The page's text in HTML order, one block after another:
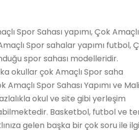
Erzurum Çok Amaçlı saha Yapımı, Eskişehir Çok Amaçlı saha Yapımı, Gaziantep Çok Amaçlı saha Yapımı, Giresun Çok Amaçlı saha Yapımı, Gümüşhane Çok Amaçlı saha Yapımı, Hakkari Çok Amaçlı saha Yapımı, Hatay Çok Amaçlı saha Yapımı, Isparta Çok Amaçlı saha Yapımı, İçel (Mersin) Çok Amaçlı saha Yapımı, İstanbul Çok Amaçlı saha Yapımı, İzmir Çok Amaçlı saha Yapımı, Kars Çok Amaçlı saha Yapımı, Kastamonu Çok Amaçlı saha Yapımı, Kayseri Çok Amaçlı saha Yapımı, Kırklareli Çok Amaçlı saha Yapımı, Kırşehir Çok Amaçlı saha Yapımı, Kocaeli Çok Amaçlı saha Yapımı, Konya Çok Amaçlı saha Yapımı, Kütahya Çok Amaçlı saha Yapımı, Malatya Çok Amaçlı saha Yapımı, Manisa Çok Amaçlı saha Yapımı, K.maraş Çok Amaçlı saha Yapımı, Mardin Çok Amaçlı saha Yapımı, Muğla Çok Amaçlı saha Yapımı, Muş Çok Amaçlı saha Yapımı, Nevşehir Çok Amaçlı saha Yapımı, Niğde Çok Amaçlı saha Yapımı, Ordu Çok Amaçlı saha Yapımı, Rize Çok Amaçlı saha Yapımı, Sakarya Çok Amaçlı saha Yapımı, Samsun Çok Amaçlı saha Yapımı, Siirt Çok Amaçlı saha Yapımı, Sinop Çok Amaçlı saha Yapımı, Sivas Çok Amaçlı saha Yapımı, Tekirdağ Çok Amaçlı saha Yapımı, Tokat Çok Amaçlı saha Yapımı, Trabzon Çok Amaçlı saha Yapımı, Tunceli Çok Amaçlı saha Yapımı, Şanlıurfa Çok Amaçlı saha Yapımı, Uşak Çok Amaçlı saha Yapımı, Van Çok Amaçlı saha Yapımı, Yozgat Çok Amaçlı saha Yapımı, Zonguldak Çok Amaçlı saha Yapımı, Aksaray Çok Amaçlı saha Yapımı, Bayburt Çok Amaçlı saha Yapımı, Karaman Çok Amaçlı saha Yapımı, Kırıkkale Çok Amaçlı saha Yapımı, Batman Çok Amaçlı saha Yapımı, Şırnak Çok Amaçlı saha Yapımı, Bartın Çok Amaçlı saha Yapımı, Ardahan Çok Amaçlı saha Yapımı, Iğdır Çok Amaçlı saha Yapımı, Yalova Çok Amaçlı saha Yapımı, Karabük Çok Amaçlı saha Yapımı, Kilis Çok Amaçlı saha Yapımı, Osmaniye Çok Amaçlı saha Yapımı, Düzce Çok Amaçlı saha Yapımı, İbradı Çok Amaçlı saha Yapımı, Kaş Çok Amaçlı saha Yapımı, Kemer / Antalya Çok Amaçlı saha Yapımı, Kepez Çok Amaçlı saha Yapımı, Konyaaltı Çok Amaçlı saha Yapımı, Korkuteli Çok Amaçlı saha Yapımı, Gündoğmuş Çok Amaçlı saha Yapımı, Alpu Çok Amaçlı saha Yapımı, Beylikova Çok Amaçlı saha Yapımı, Çifteler Çok Amaçlı saha Yapımı, Günyüzü Çok Amaçlı saha Yapımı, Han Çok Amaçlı saha Yapımı, İnönü Çok Amaçlı saha Yapımı, Mahmudiye Çok Amaçlı saha Yapımı, Mihalgazi Çok Amaçlı saha Yapımı, Mihalıççık Çok Amaçlı saha Yapımı, Odunpazarı Çok Amaçlı saha Yapımı, Sarıcakaya Çok Amaçlı saha Yapımı, Seyitgazi Çok Amaçlı saha Yapımı, Sivrihisar Çok Amaçlı saha Yapımı, Tepebaşı Çok Amaçlı saha Yapımı, Araban Çok Amaçlı saha Yapımı, İslahiye Çok Amaçlı saha Yapımı, Karkamış Çok Amaçlı saha Yapımı, Nizip Çok Amaçlı saha Yapımı, Nurdağı Çok Amaçlı saha Yapımı, Oğuzeli Çok Amaçlı saha Yapımı, Şahinbey Çok Amaçlı saha Yapımı, Şehitkamil Çok Amaçlı saha Yapımı, Yavuzeli Çok Amaçlı saha Yapımı, Alucra Çok Amaçlı saha Yapımı, Bulancak Çok Amaçlı saha Yapımı, Çamoluk Çok Amaçlı saha Yapımı, Çanakçı Çok Amaçlı saha Yapımı, Dereli Çok Amaçlı saha Yapımı, Doğankent Çok Amaçlı saha Yapımı, Espiye Çok Amaçlı saha Yapımı, Eynesil Çok Amaçlı saha Yapımı, Giresun Merkez Çok Amaçlı saha Yapımı, Görele Çok Amaçlı saha Yapımı, Güce Çok Amaçlı saha Yapımı, Keşap Çok Amaçlı saha Yapımı, Piraziz Çok Amaçlı saha Yapımı, Şebinkarahisar Çok Amaçlı saha Yapımı, Tirebolu Çok Amaçlı saha Yapımı, Yağlıdere Çok Amaçlı saha Yapımı, Gümüşhane Merkez Çok Amaçlı saha Yapımı, Kelkit Çok Amaçlı saha Yapımı, Köse Çok Amaç